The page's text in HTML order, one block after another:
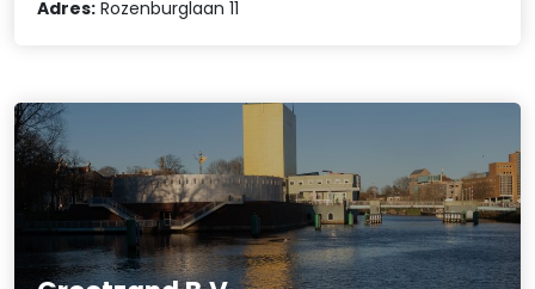
Adres: Rozenburglaan 11